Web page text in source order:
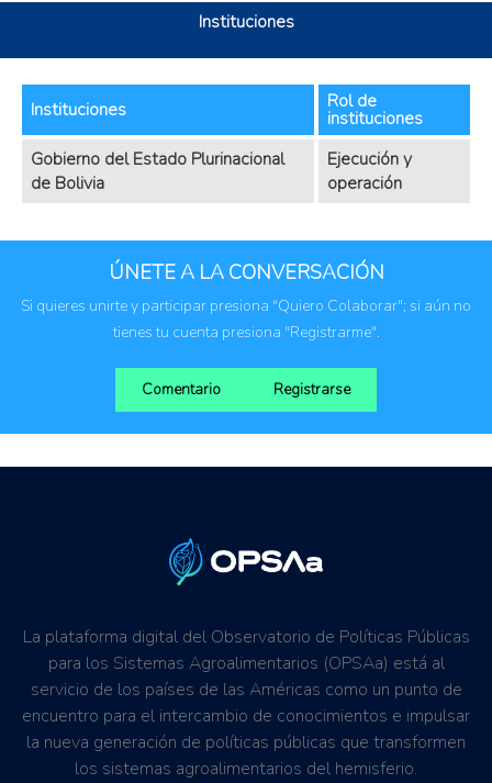
Instituciones
Instituciones Rol de
instituciones
Gobierno del Estado Plurinacional
de Bolivia
Ejecución y
operación
ÚNETE A LA CONVERSACIÓN
Si quieres unirte y participar presiona "Quiero Colaborar"; si aún no
tienes tu cuenta presiona "Registrarme".
Comentario Registrarse
La plataforma digital del Observatorio de Políticas Públicas
para los Sistemas Agroalimentarios (OPSAa) está al
servicio de los países de las Américas como un punto de
encuentro para el intercambio de conocimientos e impulsar
la nueva generación de políticas públicas que transformen
los sistemas agroalimentarios del hemisferio.